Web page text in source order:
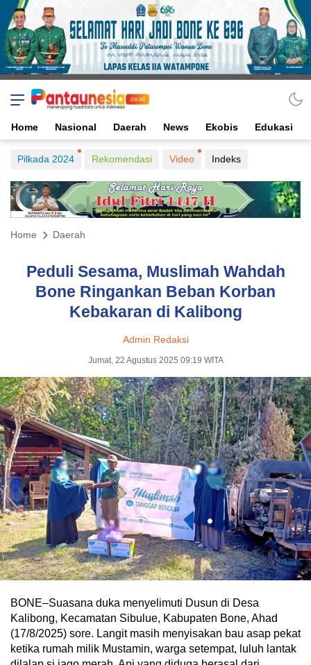
Home Nasional Daerah News Ekobis Edukasi
Pilkada 2024 Rekomendasi Video Indeks
Home Daerah
Peduli Sesama, Muslimah Wahdah
Bone Ringankan Beban Korban
Kebakaran di Kalibong
Admin Redaksi
Jumat, 22 Agustus 2025 09:19 WITA
BONE–Suasana duka menyelimuti Dusun di Desa
Kalibong, Kecamatan Sibulue, Kabupaten Bone, Ahad
(17/8/2025) sore. Langit masih menyisakan bau asap pekat
ketika rumah milik Mustamin, warga setempat, luluh lantak